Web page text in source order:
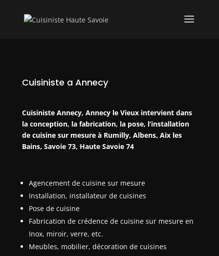
Cuisiniste a Annecy
Cuisiniste Annecy, Annecy le Vieux intervient dans
la conception, la fabrication, la pose, l’installation
de cuisine sur mesure à Rumilly, Albens, Aix les
Bains, Savoie 73, Haute Savoie 74
Agencement de cuisine sur mesure
Installation, installateur de cuisines
Pose de cuisine
Fabrication de crédence de cuisine sur mesure en
Inox, miroir, verre, etc.
Meubles, mobilier, décoration de cuisines